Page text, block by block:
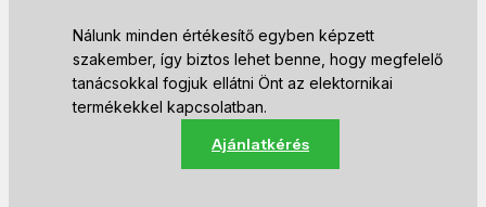
Nálunk minden értékesítő egyben képzett
szakember, így biztos lehet benne, hogy megfelelő
tanácsokkal fogjuk ellátni Önt az elektornikai
termékekkel kapcsolatban.
Ajánlatkérés